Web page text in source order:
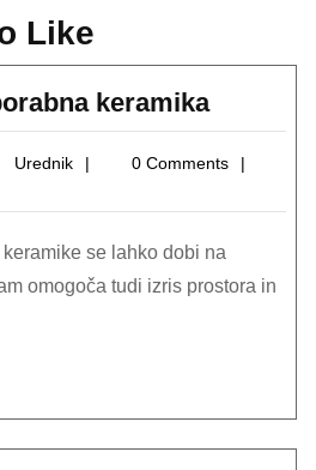
Like
keramika
Urednik Urednik0 Comments
omogoča tudi izris prostora in